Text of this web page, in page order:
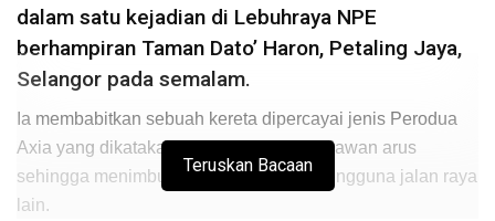
dalam satu kejadian di Lebuhraya NPE
berhampiran Taman Dato’ Haron, Petaling Jaya,
Selangor pada semalam.
Ia membabitkan sebuah kereta dipercayai jenis Perodua
Axia yang dikatakan dipandu secara melawan arus
sehingga menimbulkan kebimbangan pengguna jalan raya
lain.
Teruskan Bacaan